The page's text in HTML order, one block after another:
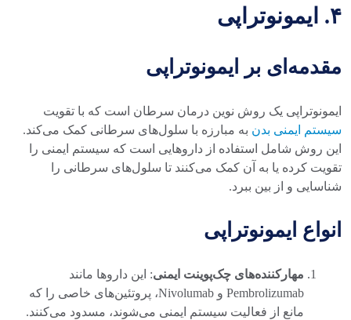
۴. ایمونوتراپی
مقدمه‌ای بر ایمونوتراپی
ایمونوتراپی یک روش نوین درمان سرطان است که با تقویت
سیستم ایمنی بدن به مبارزه با سلول‌های سرطانی کمک می‌کند.
این روش شامل استفاده از داروهایی است که سیستم ایمنی را
تقویت کرده یا به آن کمک می‌کنند تا سلول‌های سرطانی را
شناسایی و از بین ببرد.
انواع ایمونوتراپی
مهارکننده‌های چک‌پوینت ایمنی: این داروها مانند
Pembrolizumab و Nivolumab، پروتئین‌های خاصی را که
مانع از فعالیت سیستم ایمنی می‌شوند، مسدود می‌کنند.